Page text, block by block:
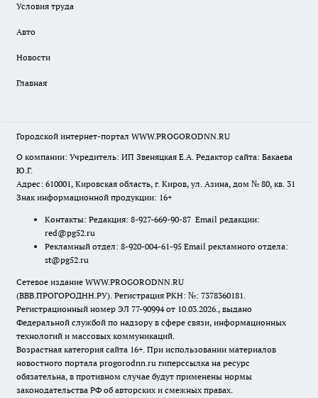
Условия труда
Авто
Новости
Главная
Городской интернет-портал WWW.PROGORODNN.RU
О компании: Учредитель: ИП Звеняцкая Е.А. Редактор сайта: Бакаева
Ю.Г.
Адрес: 610001, Кировская область, г. Киров, ул. Азина, дом № 80, кв. 31
Знак информационной продукции: 16+
Контакты: Редакция: 8-927-669-90-87 Email редакции:
red@pg52.ru
Рекламный отдел: 8-920-004-61-95 Email рекламного отдела:
st@pg52.ru
Сетевое издание WWW.PROGORODNN.RU
(ВВВ.ПРОГОРОДНН.РУ). Регистрация РКН: №: 7378360181.
Регистрационный номер ЭЛ 77-90994 от 10.03.2026., выдано
Федеральной службой по надзору в сфере связи, информационных
технологий и массовых коммуникаций.
Возрастная категория сайта 16+. При использовании материалов
новостного портала progorodnn.ru гиперссылка на ресурс
обязательна, в противном случае будут применены нормы
законодательства РФ об авторских и смежных правах.